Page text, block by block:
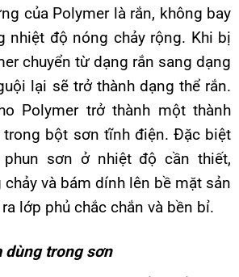
của Polymer là rắn, không bay
nhiệt độ nóng chảy rộng. Khi bị
chuyển từ dạng rắn sang dạng
lại sẽ trở thành dạng thể rắn.
Polymer trở thành một thành
trong bột sơn tĩnh điện. Đặc biệt
sơn ở nhiệt độ cần thiết,
và bám dính lên bề mặt sản
lớp phủ chắc chắn và bền bỉ.
dùng trong sơn